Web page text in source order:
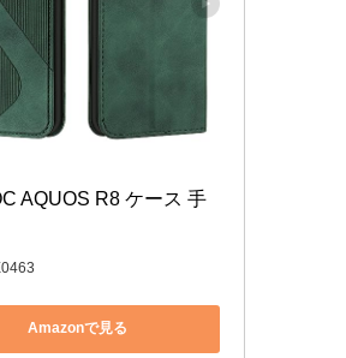
AQUOS R8 ケース 手
Amazonで見る